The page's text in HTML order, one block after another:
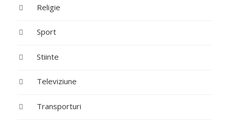
Religie
Sport
Stiinte
Televiziune
Transporturi